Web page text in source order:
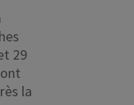
29
la